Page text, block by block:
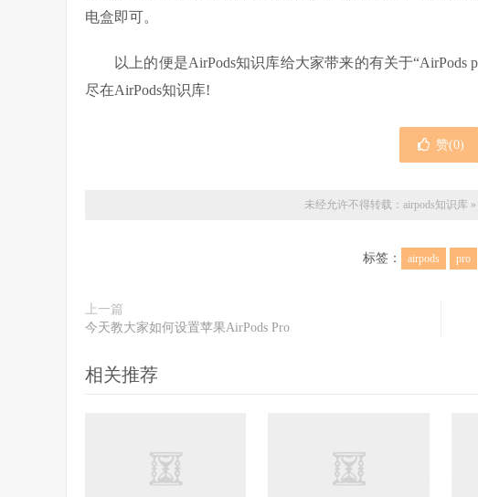
电盒即可。
以上的便是AirPods知识库给大家带来的有关于
尽在AirPods知识库!
赞(0)
未经允许不得转载： airpods知识库 »
标签： airpods pro
上一篇
今天教大家如何设置苹果AirPods Pro
相关推荐